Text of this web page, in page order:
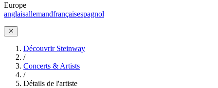
Europe
anglaisallemandfrançaisespagnol
Découvrir Steinway
/
Concerts & Artists
/
Détails de l'artiste